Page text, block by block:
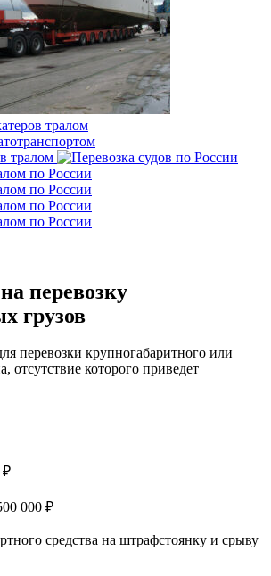
перевозку
грузов
перевозки крупногабаритного или
отсутствие которого приведет
₽
000 ₽
средства на штрафстоянку и срыву